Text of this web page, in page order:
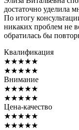
достаточно уделила
По итогу
никаких проблем не
обратилась бы
Квалификация
★★★★★
★★★★★
Внимание
★★★★★
★★★★★
Цена-качество
★★★★★
★★★★★